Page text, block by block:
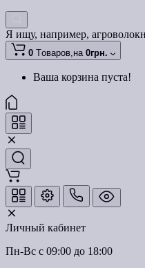
Я ищу, например,
0 Tоваров,на 0грн.
Ваша корзина пуста!
Личный кабинет
Пн-Вс с 09:00 до 18:00